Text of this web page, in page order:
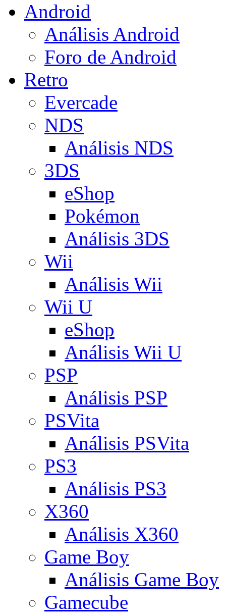
Android
Análisis Android
Foro de Android
Retro
Evercade
NDS
Análisis NDS
3DS
eShop
Pokémon
Análisis 3DS
Wii
Análisis Wii
Wii U
eShop
Análisis Wii U
PSP
Análisis PSP
PSVita
Análisis PSVita
PS3
Análisis PS3
X360
Análisis X360
Game Boy
Análisis Game Boy
Gamecube